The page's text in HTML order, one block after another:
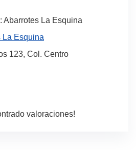
Abarrotes La Esquina
La Esquina
123, Col. Centro
valoraciones!